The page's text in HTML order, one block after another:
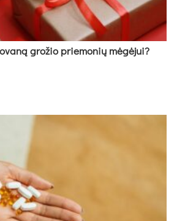
grožio priemonių mėgėjui?